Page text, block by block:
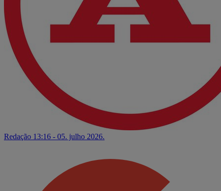
Redação 13:16 - 05. julho 2026.